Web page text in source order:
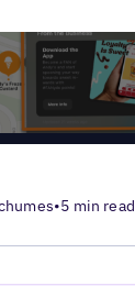
•5 min read